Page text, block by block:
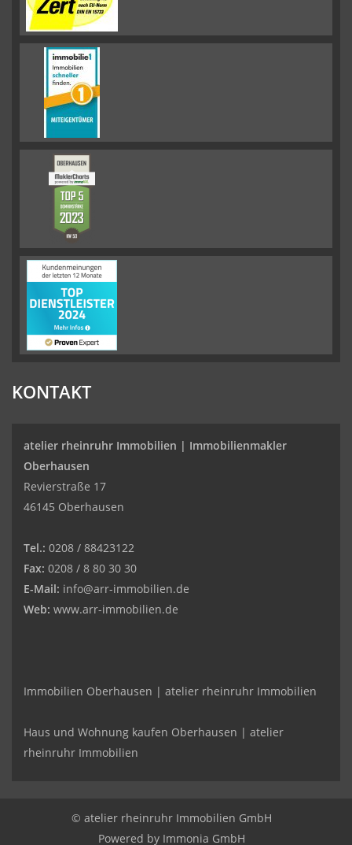
KONTAKT
atelier rheinruhr Immobilien | Immobilienmakler
Oberhausen
Revierstraße 17
46145 Oberhausen
Tel.: 0208 / 88423122
Fax: 0208 / 8 80 30 30
E-Mail: info@arr-immobilien.de
Web: www.arr-immobilien.de
Immobilien Oberhausen | atelier rheinruhr Immobilien
Haus und Wohnung kaufen Oberhausen | atelier
rheinruhr Immobilien
© atelier rheinruhr Immobilien GmbH
Powered by Immonia GmbH